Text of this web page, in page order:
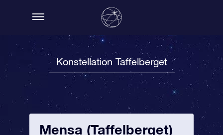
Konstellation Taffelberget
Mensa (Taffelberget)